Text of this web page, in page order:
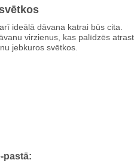
ideālā dāvana katrai būs cita.
virzienus, kas palīdzēs atrast
jebkuros svētkos.
pastā: